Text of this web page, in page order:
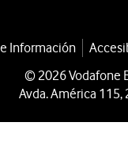
Información
© 2026 Vodafone
Avda. América 115,